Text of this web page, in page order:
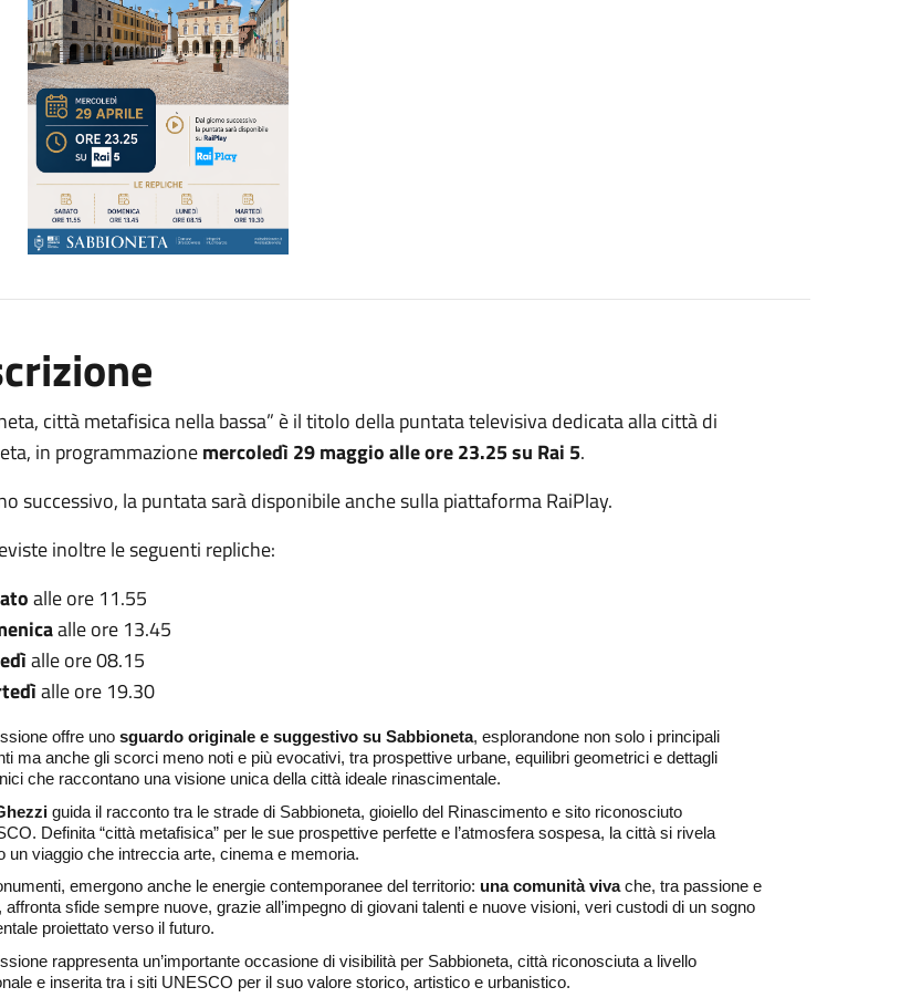
città metafisica nella bassa” è il titolo della puntata televisiva dedicata alla città di
, in programmazionemercoledì 29 maggio alle ore 23.25 su Rai 5.
successivo, la puntata sarà disponibile anche sulla piattaformaRaiPlay.
inoltre le seguenti repliche:
alle ore 11.55
alle ore 13.45
alle ore 08.15
alle ore 19.30
offre uno sguardo originale e suggestivo su Sabbioneta, esplorandone non solo i principali
ma anche gli scorci meno noti e più evocativi, tra prospettive urbane, equilibri geometrici e dettagli
che raccontano una visione unica della città ideale rinascimentale.
guida il racconto tra le strade di Sabbioneta, gioiello del Rinascimento e sito riconosciuto
Definita “città metafisica” per le sue prospettive perfette e l’atmosfera sospesa, la città si rivela
un viaggio che intreccia arte, cinema e memoria.
emergono anche le energie contemporanee del territorio: una comunità vivache, tra passione e
affronta sfide sempre nuove, grazie all’impegno di giovani talenti e nuove visioni, veri custodi di un sogno
proiettato verso il futuro.
rappresenta un’importante occasione di visibilità per Sabbioneta, città riconosciuta a livello
e inserita tra i siti UNESCO per il suo valore storico, artistico e urbanistico.